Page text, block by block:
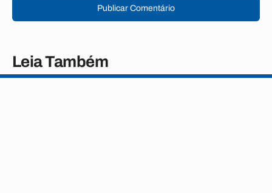
Publicar Comentário
Leia Também